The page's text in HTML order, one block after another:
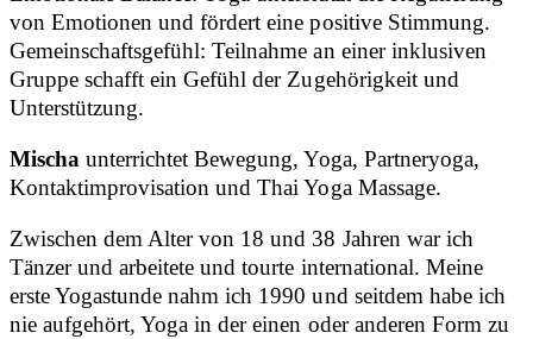
von Emotionen und fördert eine positive Stimmung.
Gemeinschaftsgefühl: Teilnahme an einer inklusiven
Gruppe schafft ein Gefühl der Zugehörigkeit und
Unterstützung.
Mischa unterrichtet Bewegung, Yoga, Partneryoga,
Kontaktimprovisation und Thai Yoga Massage.
Zwischen dem Alter von 18 und 38 Jahren war ich
Tänzer und arbeitete und tourte international. Meine
erste Yogastunde nahm ich 1990 und seitdem habe ich
nie aufgehört, Yoga in der einen oder anderen Form zu